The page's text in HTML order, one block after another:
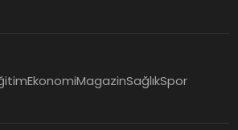
EkonomiMagazinSağlıkSpor